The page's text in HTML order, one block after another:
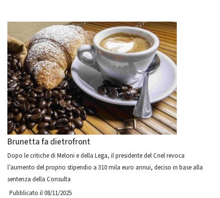
Brunetta fa dietrofront
Dopo le critiche di Meloni e della Lega, il presidente del Cnel revoca
l’aumento del proprio stipendio a 310 mila euro annui, deciso in base alla
sentenza della Consulta
Pubblicato il 08/11/2025